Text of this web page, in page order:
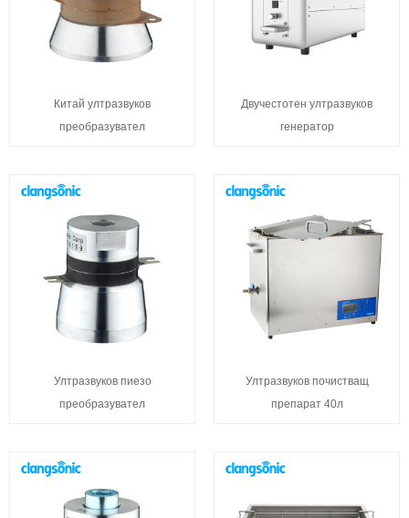
Китай ултразвуков
преобразувател
Двучестотен ултразвуков
генератор
Ултразвуков пиезо
преобразувател
Ултразвуков почистващ
препарат 40л